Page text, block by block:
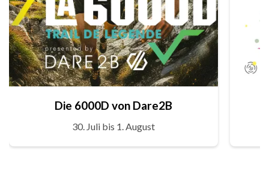
Die 6000D von Dare2B
30. Juli bis 1. August